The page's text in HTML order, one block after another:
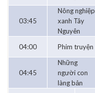
03:45
Nông nghiệp
xanh Tây
Nguyên
04:00 Phim truyện
04:45
Những
người con
làng bản